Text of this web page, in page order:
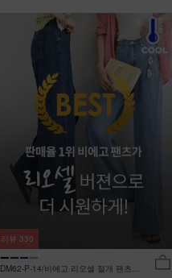
DM62-P-14/비에고 리오셀 절개 팬츠
리뷰 330